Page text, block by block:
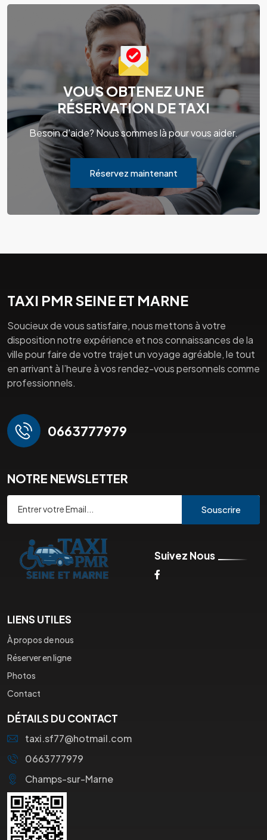
VOUS OBTENEZ UNE
RÉSERVATION DE TAXI
Besoin d'aide? Nous sommes là pour vous aider.
Réservez maintenant
TAXI PMR SEINE ET MARNE
Soucieux de vous satisfaire, nous mettons à votre
disposition notre expérience et nos connaissances de la
ville pour faire de votre trajet un voyage agréable, le tout
en arrivant à l’heure à vos rendez-vous personnels comme
professionnels.
0663777979
NOTRE NEWSLETTER
Souscrire
Suivez Nous
LIENS UTILES
À propos de nous
Réserver en ligne
Photos
Contact
DÉTAILS DU CONTACT
taxi.sf77@hotmail.com
0663777979
Champs-sur-Marne